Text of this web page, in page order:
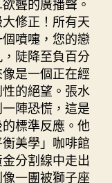
修正！所有天
噴嚏，您的戀
陡降至負百分
是一個正在經
的絕望。張水
陣恐慌，這是
標準反應。他
美學」咖啡館
分割線中走出
一團被獅子座